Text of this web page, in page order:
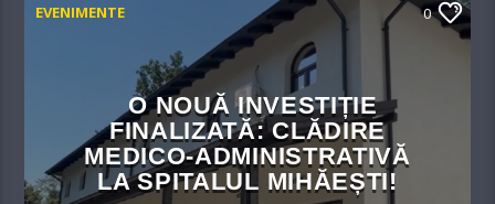
EVENIMENTE 0
O NOUĂ INVESTIȚIE
FINALIZATĂ: CLĂDIRE
MEDICO-ADMINISTRATIVĂ
LA SPITALUL MIHĂEȘTI!​